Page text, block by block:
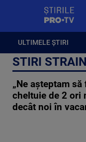
ULTIMELE ȘTIRI
STIRI
„Ne așteptam
cheltuie de 2 ori
decât noi în